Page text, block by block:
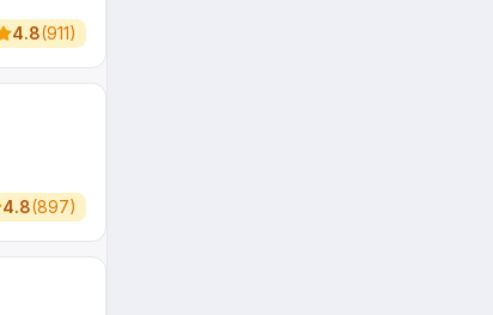
4.8(911)
4.8(897)